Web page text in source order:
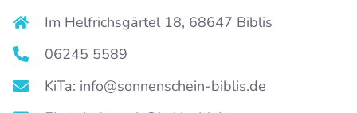
Im Helfrichsgärtel 18, 68647 Biblis
06245 5589
KiTa: info@sonnenschein-biblis.de